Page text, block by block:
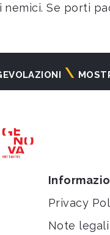
nemici. Se porti
Privacy
Note legali